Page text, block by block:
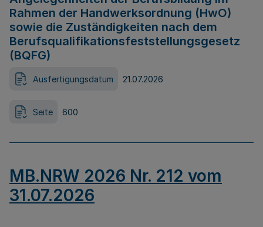
Rahmen der Handwerksordnung (HwO)
sowie die Zuständigkeiten nach dem
Berufsqualifikationsfeststellungsgesetz
(BQFG)
Ausfertigungsdatum 21.07.2026
Seite 600
MB.NRW 2026 Nr. 212 vom
31.07.2026